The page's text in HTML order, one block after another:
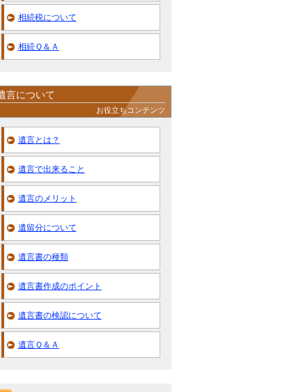
相続税について
相続Ｑ＆Ａ
言について
お役立ちコンテンツ
遺言とは？
遺言で出来ること
遺言のメリット
遺留分について
遺言書の種類
遺言書作成のポイント
遺言書の検認について
遺言Ｑ＆Ａ